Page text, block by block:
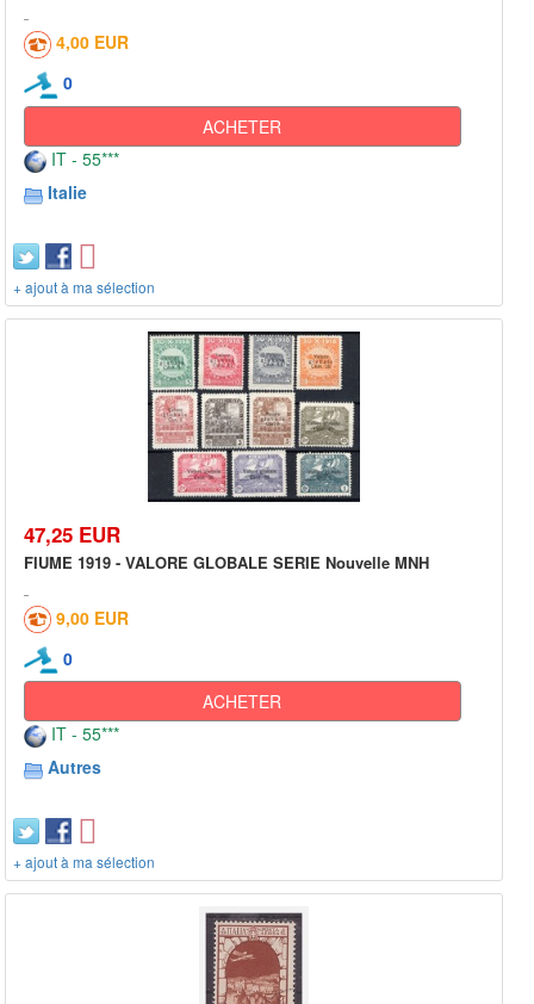
4,00 EUR
0
ACHETER
IT - 55***
Italie
+ ajout à ma sélection
47,25 EUR
FIUME 1919 - VALORE GLOBALE SERIE Nouvelle MNH
9,00 EUR
0
ACHETER
IT - 55***
Autres
+ ajout à ma sélection